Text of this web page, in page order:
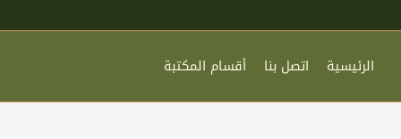
الرئيسية اتصل بنا أقسام المكتبة